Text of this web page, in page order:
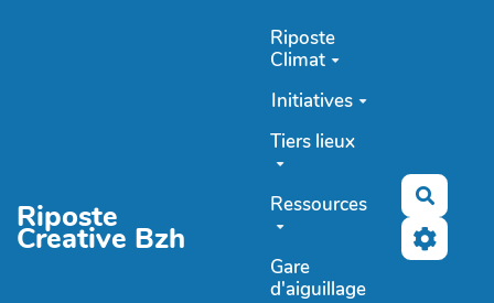
Riposte
Creative Bzh
Riposte
Climat
Initiatives
Tiers lieux
Ressources
Gare
d'aiguillage